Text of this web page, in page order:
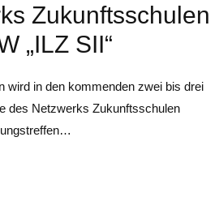
Zukunftsschulen
„ILZ SII“
wird in den kommenden zwei bis drei
des Netzwerks Zukunftsschulen